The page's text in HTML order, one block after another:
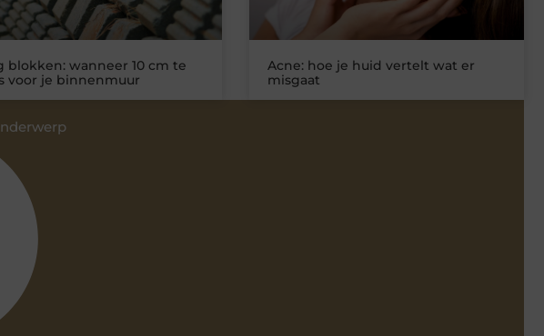
blokken: wanneer 10 cm te
voor je binnenmuur
Acne: hoe je huid vertelt wat er
misgaat